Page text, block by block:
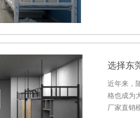
选择东
近年来，
格也成为
厂家直销